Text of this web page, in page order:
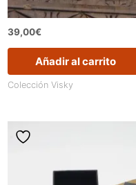
39,00€
Añadir al carrito
Colección Visky